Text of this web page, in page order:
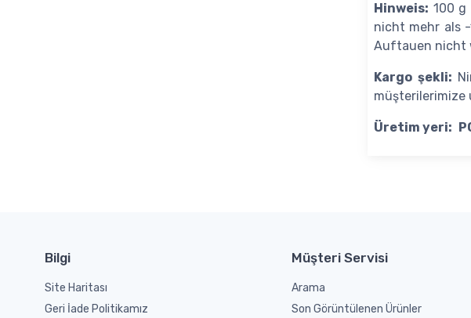
Hinweis: 100 g
nicht mehr als
Auftauen nicht
Kargo şekli:
müşterilerimize
Üretim yeri:
Bilgi
Site Haritası
Geri İade Politikamız
Müşteri Servisi
Arama
Son Görüntülenen Ürünler